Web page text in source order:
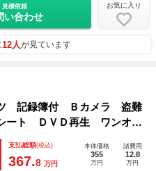
見積依頼
い合わせ
お気に入り
12人が見ています
記録簿付 Ｂカメラ 盗難
ート ＤＶＤ再生 ワンオー
ＴＶ ミュージックプレイ
ビ スマートキー ＡＣ キ
支払総額(税込)
367.8 万円
本体価格
355
万円
諸費用
12.8
万円